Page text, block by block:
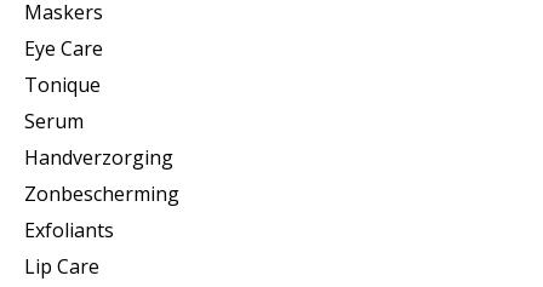
Maskers
Eye Care
Tonique
Serum
Handverzorging
Zonbescherming
Exfoliants
Lip Care